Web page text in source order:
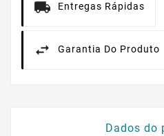
Entregas Rápidas
Garantia Do Produto
Dados do